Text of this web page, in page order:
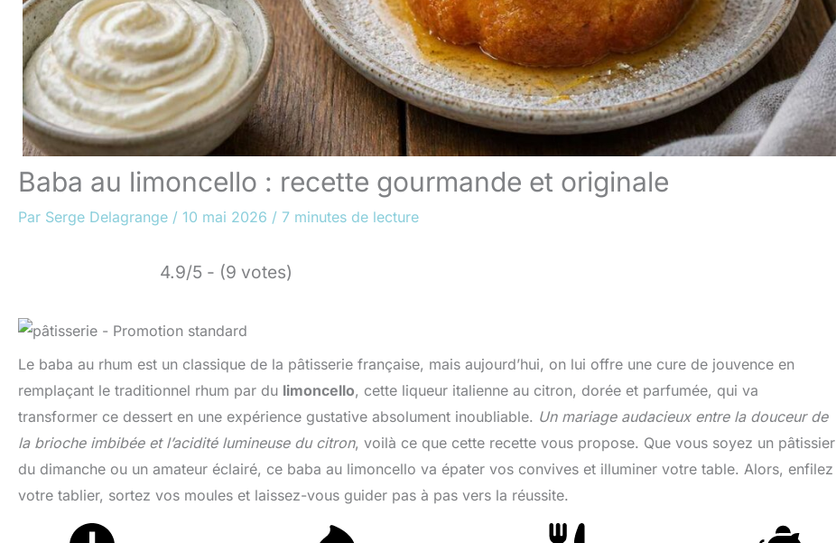
Baba au limoncello : recette gourmande et originale
Par Serge Delagrange / 10 mai 2026 / 7 minutes de lecture
4.9/5 - (9 votes)
Le baba au rhum est un classique de la pâtisserie française, mais aujourd’hui, on lui offre une cure de jouvence en
remplaçant le traditionnel rhum par du limoncello, cette liqueur italienne au citron, dorée et parfumée, qui va
transformer ce dessert en une expérience gustative absolument inoubliable. Un mariage audacieux entre la douceur de
la brioche imbibée et l’acidité lumineuse du citron, voilà ce que cette recette vous propose. Que vous soyez un pâtissier
du dimanche ou un amateur éclairé, ce baba au limoncello va épater vos convives et illuminer votre table. Alors, enfilez
votre tablier, sortez vos moules et laissez-vous guider pas à pas vers la réussite.